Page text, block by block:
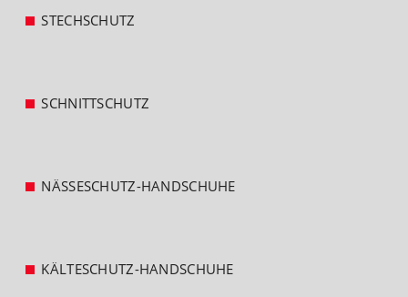
STECHSCHUTZ
SCHNITTSCHUTZ
NÄSSESCHUTZ-HANDSCHUHE
KÄLTESCHUTZ-HANDSCHUHE